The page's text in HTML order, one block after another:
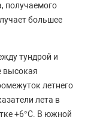
получаемого
большее
тундрой и
высокая
летнего
лета в
+6°С. В южной